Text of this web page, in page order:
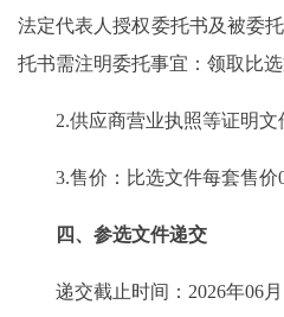
法定代表人授权委托书及被委
托书需注明委托事宜：领取比选
2.供应商营业执照等证明文
3.售价：比选文件每套售价0
四、参选文件递交
递交截止时间：2026年06月